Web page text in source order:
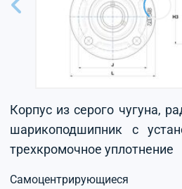
Корпус из серого чугуна,
шарикоподшипник с
трехкромочное уплотнение